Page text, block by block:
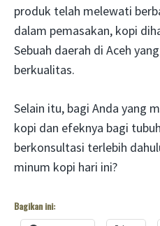
produk telah melewati
dalam pemasakan, kopi
Sebuah daerah di Aceh
berkualitas.
Selain itu, bagi Anda yang
kopi dan efeknya bagi
berkonsultasi terlebih
minum kopi hari ini?
Bagikan ini: